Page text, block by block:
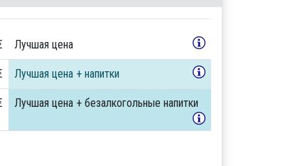
Лучшая цена
Лучшая цена + напитки
Лучшая цена + безалкогольные напитки